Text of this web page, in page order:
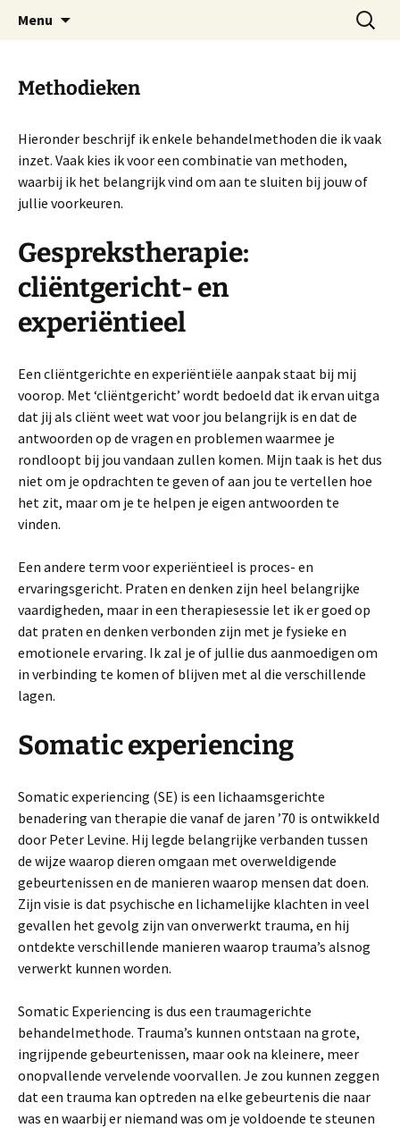
PSYS-therapie
Praktijk voor psychologie en systeemtherapie
in het centrum van Utrecht
Menu
Zoeken
naar:
Methodieken
Hieronder beschrijf ik enkele behandelmethoden die ik vaak
inzet. Vaak kies ik voor een combinatie van methoden,
waarbij ik het belangrijk vind om aan te sluiten bij jouw of
jullie voorkeuren.
Gesprekstherapie:
cliëntgericht- en
experiëntieel
Een cliëntgerichte en experiëntiële aanpak staat bij mij
voorop. Met ‘cliëntgericht’ wordt bedoeld dat ik ervan uitga
dat jij als cliënt weet wat voor jou belangrijk is en dat de
antwoorden op de vragen en problemen waarmee je
rondloopt bij jou vandaan zullen komen. Mijn taak is het dus
niet om je opdrachten te geven of aan jou te vertellen hoe
het zit, maar om je te helpen je eigen antwoorden te
vinden.
Een andere term voor experiëntieel is proces- en
ervaringsgericht. Praten en denken zijn heel belangrijke
vaardigheden, maar in een therapiesessie let ik er goed op
dat praten en denken verbonden zijn met je fysieke en
emotionele ervaring. Ik zal je of jullie dus aanmoedigen om
in verbinding te komen of blijven met al die verschillende
lagen.
Somatic experiencing
Somatic experiencing (SE) is een lichaamsgerichte
benadering van therapie die vanaf de jaren ’70 is ontwikkeld
door Peter Levine. Hij legde belangrijke verbanden tussen
de wijze waarop dieren omgaan met overweldigende
gebeurtenissen en de manieren waarop mensen dat doen.
Zijn visie is dat psychische en lichamelijke klachten in veel
gevallen het gevolg zijn van onverwerkt trauma, en hij
ontdekte verschillende manieren waarop trauma’s alsnog
verwerkt kunnen worden.
Somatic Experiencing is dus een traumagerichte
behandelmethode. Trauma’s kunnen ontstaan na grote,
ingrijpende gebeurtenissen, maar ook na kleinere, meer
onopvallende vervelende voorvallen. Je zou kunnen zeggen
dat een trauma kan optreden na elke gebeurtenis die naar
was en waarbij er niemand was om je voldoende te steunen